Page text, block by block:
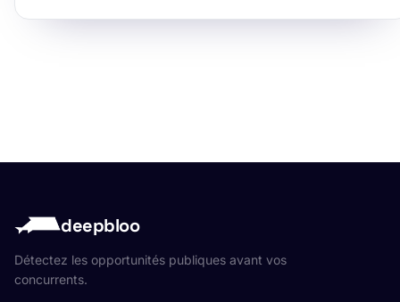
deepbloo
Détectez les opportunités publiques avant vos
concurrents.